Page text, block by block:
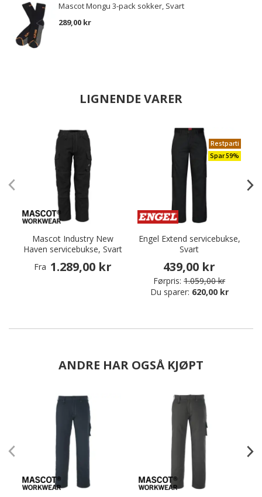
Mascot Mongu 3-pack sokker, Svart
289,00 kr
LIGNENDE VARER
Mascot Industry New
Haven servicebukse, Svart
Fra 1.289,00 kr
Restparti
Spar 59%
Engel Extend servicebukse,
Svart
439,00 kr
Førpris: 1.059,00 kr
Du sparer: 620,00 kr
ANDRE HAR OGSÅ KJØPT